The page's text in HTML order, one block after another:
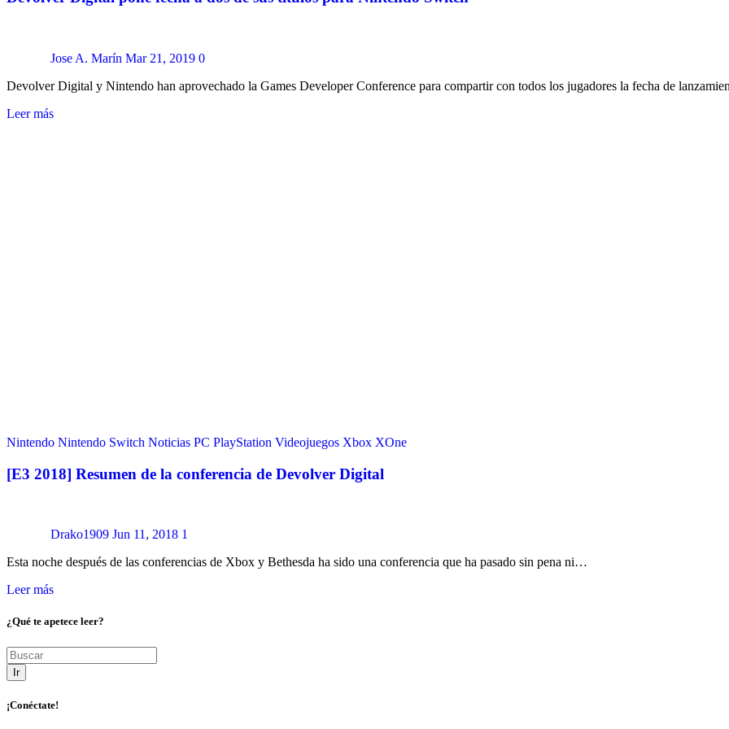
Jose A. Marín Mar 21, 2019 0
Devolver Digital y Nintendo han aprovechado la Games Developer Conference para compartir con todos los jugadores la fecha de
Leer más
Nintendo Nintendo Switch Noticias PC PlayStation Videojuegos Xbox XOne
[E3 2018] Resumen de la conferencia de Devolver Digital
Drako1909 Jun 11, 2018 1
Esta noche después de las conferencias de Xbox y Bethesda ha sido una conferencia que ha pasado sin pena ni…
Leer más
¿Qué te apetece leer?
Ir
¡Conéctate!